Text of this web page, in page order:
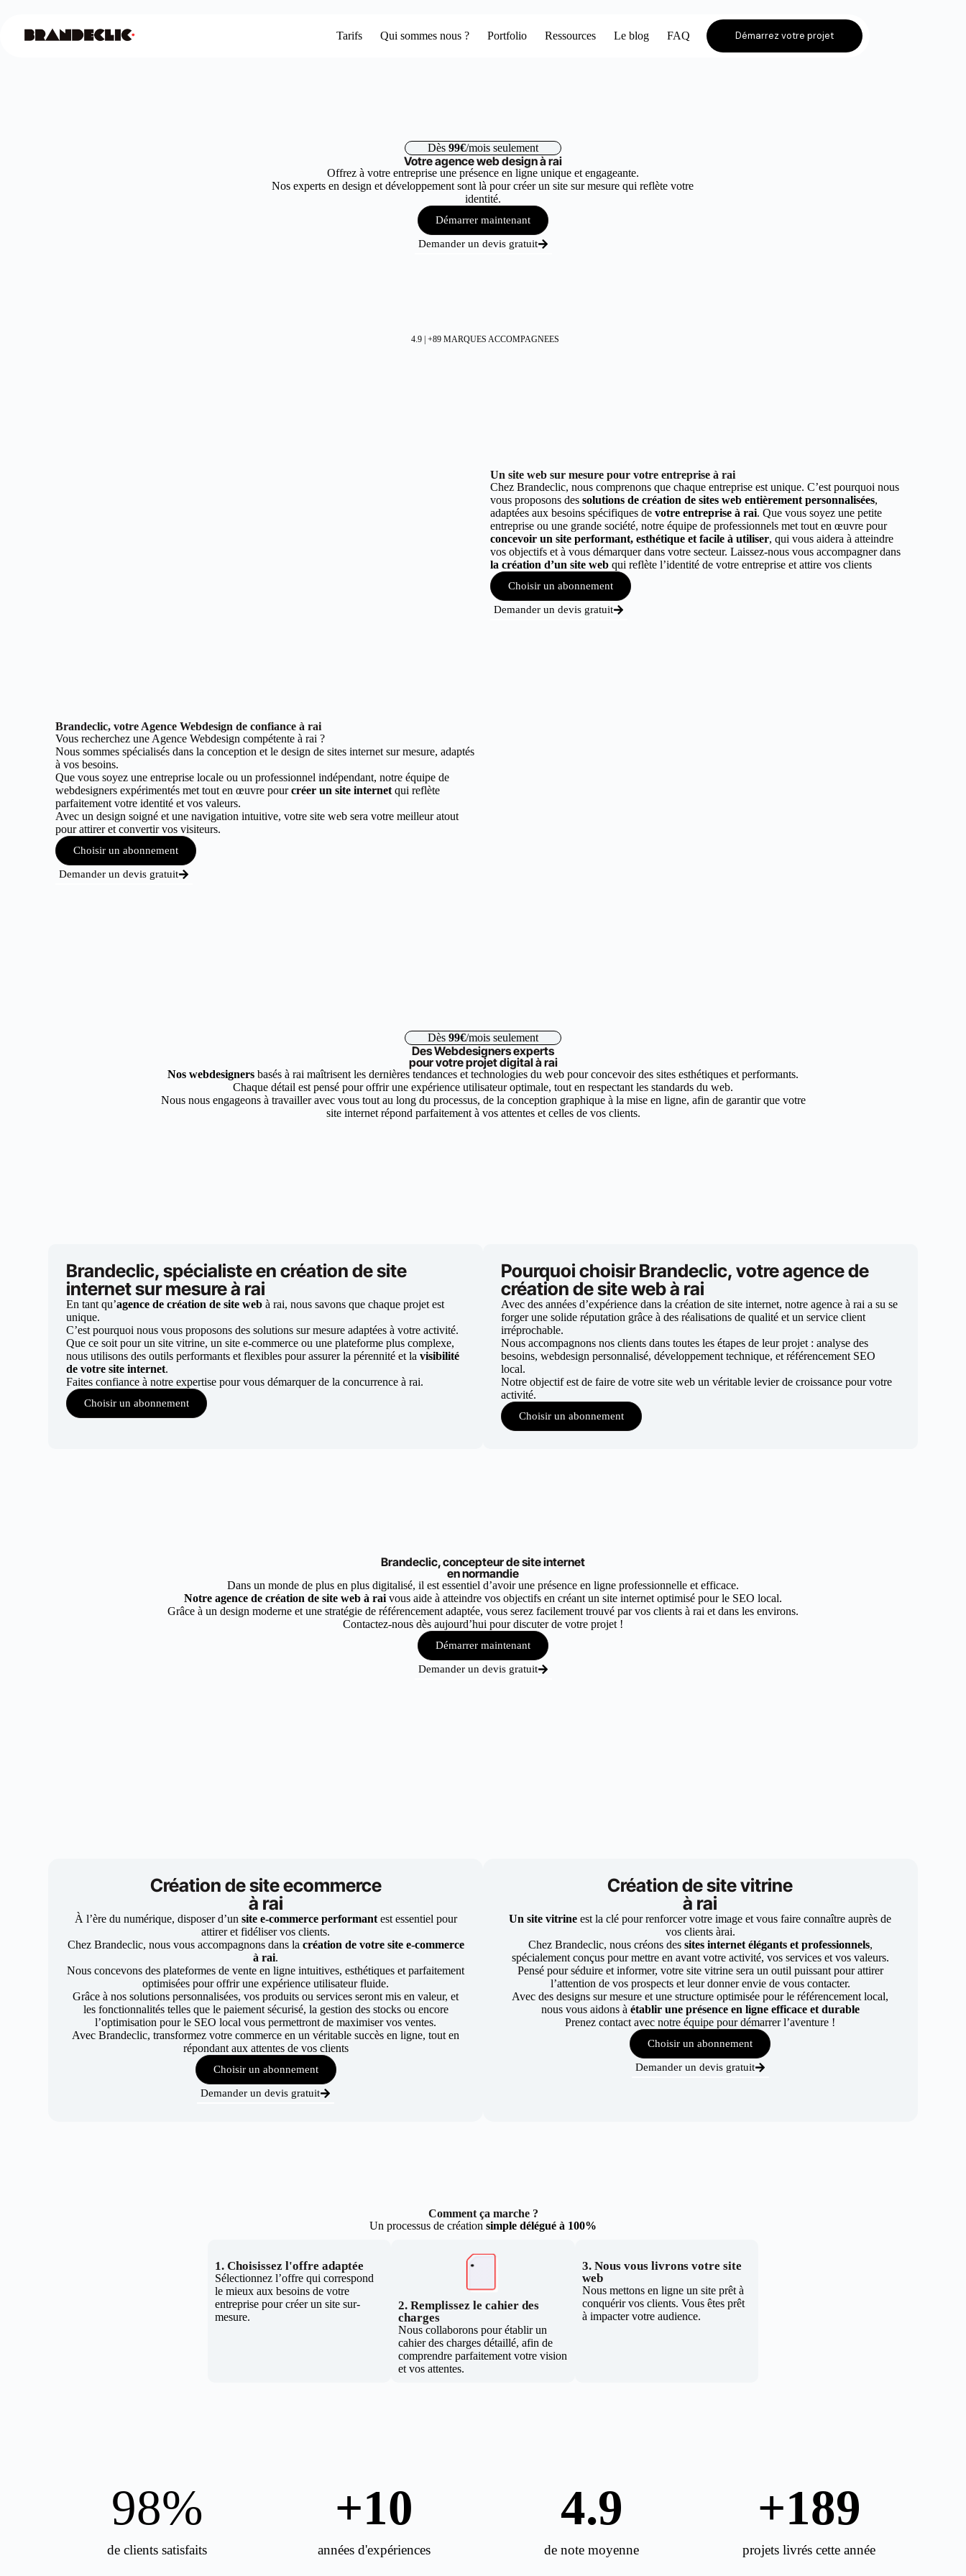
Tarifs Qui sommes nous ? Portfolio Ressources Le blog FAQ Démarrez votre projet
Dès 99€/mois seulement
Votre agence web design à rai
Offrez à votre entreprise une présence en ligne unique et engageante.
Nos experts en design et développement sont là pour créer un site sur mesure qui reflète votre
identité.
Démarrer maintenant
Demander un devis gratuit
4.9 | +89 MARQUES ACCOMPAGNEES
Un site web sur mesure pour votre entreprise à rai
Chez Brandeclic, nous comprenons que chaque entreprise est unique. C’est pourquoi nous
vous proposons des solutions de création de sites web entièrement personnalisées,
adaptées aux besoins spécifiques de votre entreprise à rai. Que vous soyez une petite
entreprise ou une grande société, notre équipe de professionnels met tout en œuvre pour
concevoir un site performant, esthétique et facile à utiliser, qui vous aidera à atteindre
vos objectifs et à vous démarquer dans votre secteur. Laissez-nous vous accompagner dans
la création d’un site web qui reflète l’identité de votre entreprise et attire vos clients
Choisir un abonnement
Demander un devis gratuit
Brandeclic, votre Agence Webdesign de confiance à rai
Vous recherchez une Agence Webdesign compétente à rai ?
Nous sommes spécialisés dans la conception et le design de sites internet sur mesure, adaptés
à vos besoins.
Que vous soyez une entreprise locale ou un professionnel indépendant, notre équipe de
webdesigners expérimentés met tout en œuvre pourcréer un site internetqui reflète
parfaitement votre identité et vos valeurs.
Avec un design soigné et une navigation intuitive, votre site web sera votre meilleur atout
pour attirer et convertir vos visiteurs.
Choisir un abonnement
Demander un devis gratuit
Dès 99€/mois seulement
Des Webdesigners experts
pour votre projet digital à rai
Nos webdesigners basés à rai maîtrisent les dernières tendances et technologies du web pour concevoir des sites esthétiques et performants.
Chaque détail est pensé pour offrir une expérience utilisateur optimale, tout en respectant les standards du web.
Nous nous engageons à travailler avec vous tout au long du processus, de la conception graphique à la mise en ligne, afin de garantir que votre
site internet répond parfaitement à vos attentes et celles de vos clients.
Brandeclic, spécialiste en création de site
internet sur mesure à rai
En tant qu’agence de création de site web à rai, nous savons que chaque projet est
unique.
C’est pourquoi nous vous proposons des solutions sur mesure adaptées à votre activité.
Que ce soit pour un site vitrine, un site e-commerce ou une plateforme plus complexe,
nous utilisons des outils performants et flexibles pour assurer la pérennité et lavisibilité
de votre site internet.
Faites confiance à notre expertise pour vous démarquer de la concurrence à rai.
Choisir un abonnement
Pourquoi choisir Brandeclic, votre agence de
création de site web à rai
Avec des années d’expérience dans la création de site internet, notre agence à rai a su se
forger une solide réputation grâce à des réalisations de qualité et un service client
irréprochable.
Nous accompagnons nos clients dans toutes les étapes de leur projet : analyse des
besoins, webdesign personnalisé, développement technique, et référencement SEO
local.
Notre objectif est de faire de votre site web un véritable levier de croissance pour votre
activité.
Choisir un abonnement
Brandeclic, concepteur de site internet
en normandie
Dans un monde de plus en plus digitalisé, il est essentiel d’avoir une présence en ligne professionnelle et efficace.
Notre agence de création de site web à rai vous aide à atteindre vos objectifs en créant un site internet optimisé pour le SEO local.
Grâce à un design moderne et une stratégie de référencement adaptée, vous serez facilement trouvé par vos clients à rai et dans les environs.
Contactez-nous dès aujourd’hui pour discuter de votre projet !
Démarrer maintenant
Demander un devis gratuit
Création de site ecommerce
à rai
À l’ère du numérique, disposer d’un site e-commerce performant est essentiel pour
attirer et fidéliser vos clients.
Chez Brandeclic, nous vous accompagnons dans la création de votre site e-commerce
à rai.
Nous concevons des plateformes de vente en ligne intuitives, esthétiques et parfaitement
optimisées pour offrir une expérience utilisateur fluide.
Grâce à nos solutions personnalisées, vos produits ou services seront mis en valeur, et
les fonctionnalités telles que le paiement sécurisé, la gestion des stocks ou encore
l’optimisation pour le SEO local vous permettront de maximiser vos ventes.
Avec Brandeclic, transformez votre commerce en un véritable succès en ligne, tout en
répondant aux attentes de vos clients
Choisir un abonnement
Demander un devis gratuit
Création de site vitrine
à rai
Un site vitrine est la clé pour renforcer votre image et vous faire connaître auprès de
vos clients àrai.
Chez Brandeclic, nous créons dessites internet élégants et professionnels,
spécialement conçus pour mettre en avant votre activité, vos services et vos valeurs.
Pensé pour séduire et informer, votre site vitrine sera un outil puissant pour attirer
l’attention de vos prospects et leur donner envie de vous contacter.
Avec des designs sur mesure et une structure optimisée pour le référencement local,
nous vous aidons à établir une présence en ligne efficace et durable
Prenez contact avec notre équipe pour démarrer l’aventure !
Choisir un abonnement
Demander un devis gratuit
Comment ça marche ?
Un processus de création simple délégué à 100%
1. Choisissez l'offre adaptée
Sélectionnez l’offre qui correspond
le mieux aux besoins de votre
entreprise pour créer un site sur-
mesure.
2. Remplissez le cahier des
charges
Nous collaborons pour établir un
cahier des charges détaillé, afin de
comprendre parfaitement votre vision
et vos attentes.
3. Nous vous livrons votre site
web
Nous mettons en ligne un site prêt à
conquérir vos clients. Vous êtes prêt
à impacter votre audience.
de clients satisfaits
98%
années d'expériences
+10
de note moyenne
4.9
projets livrés cette année
+189